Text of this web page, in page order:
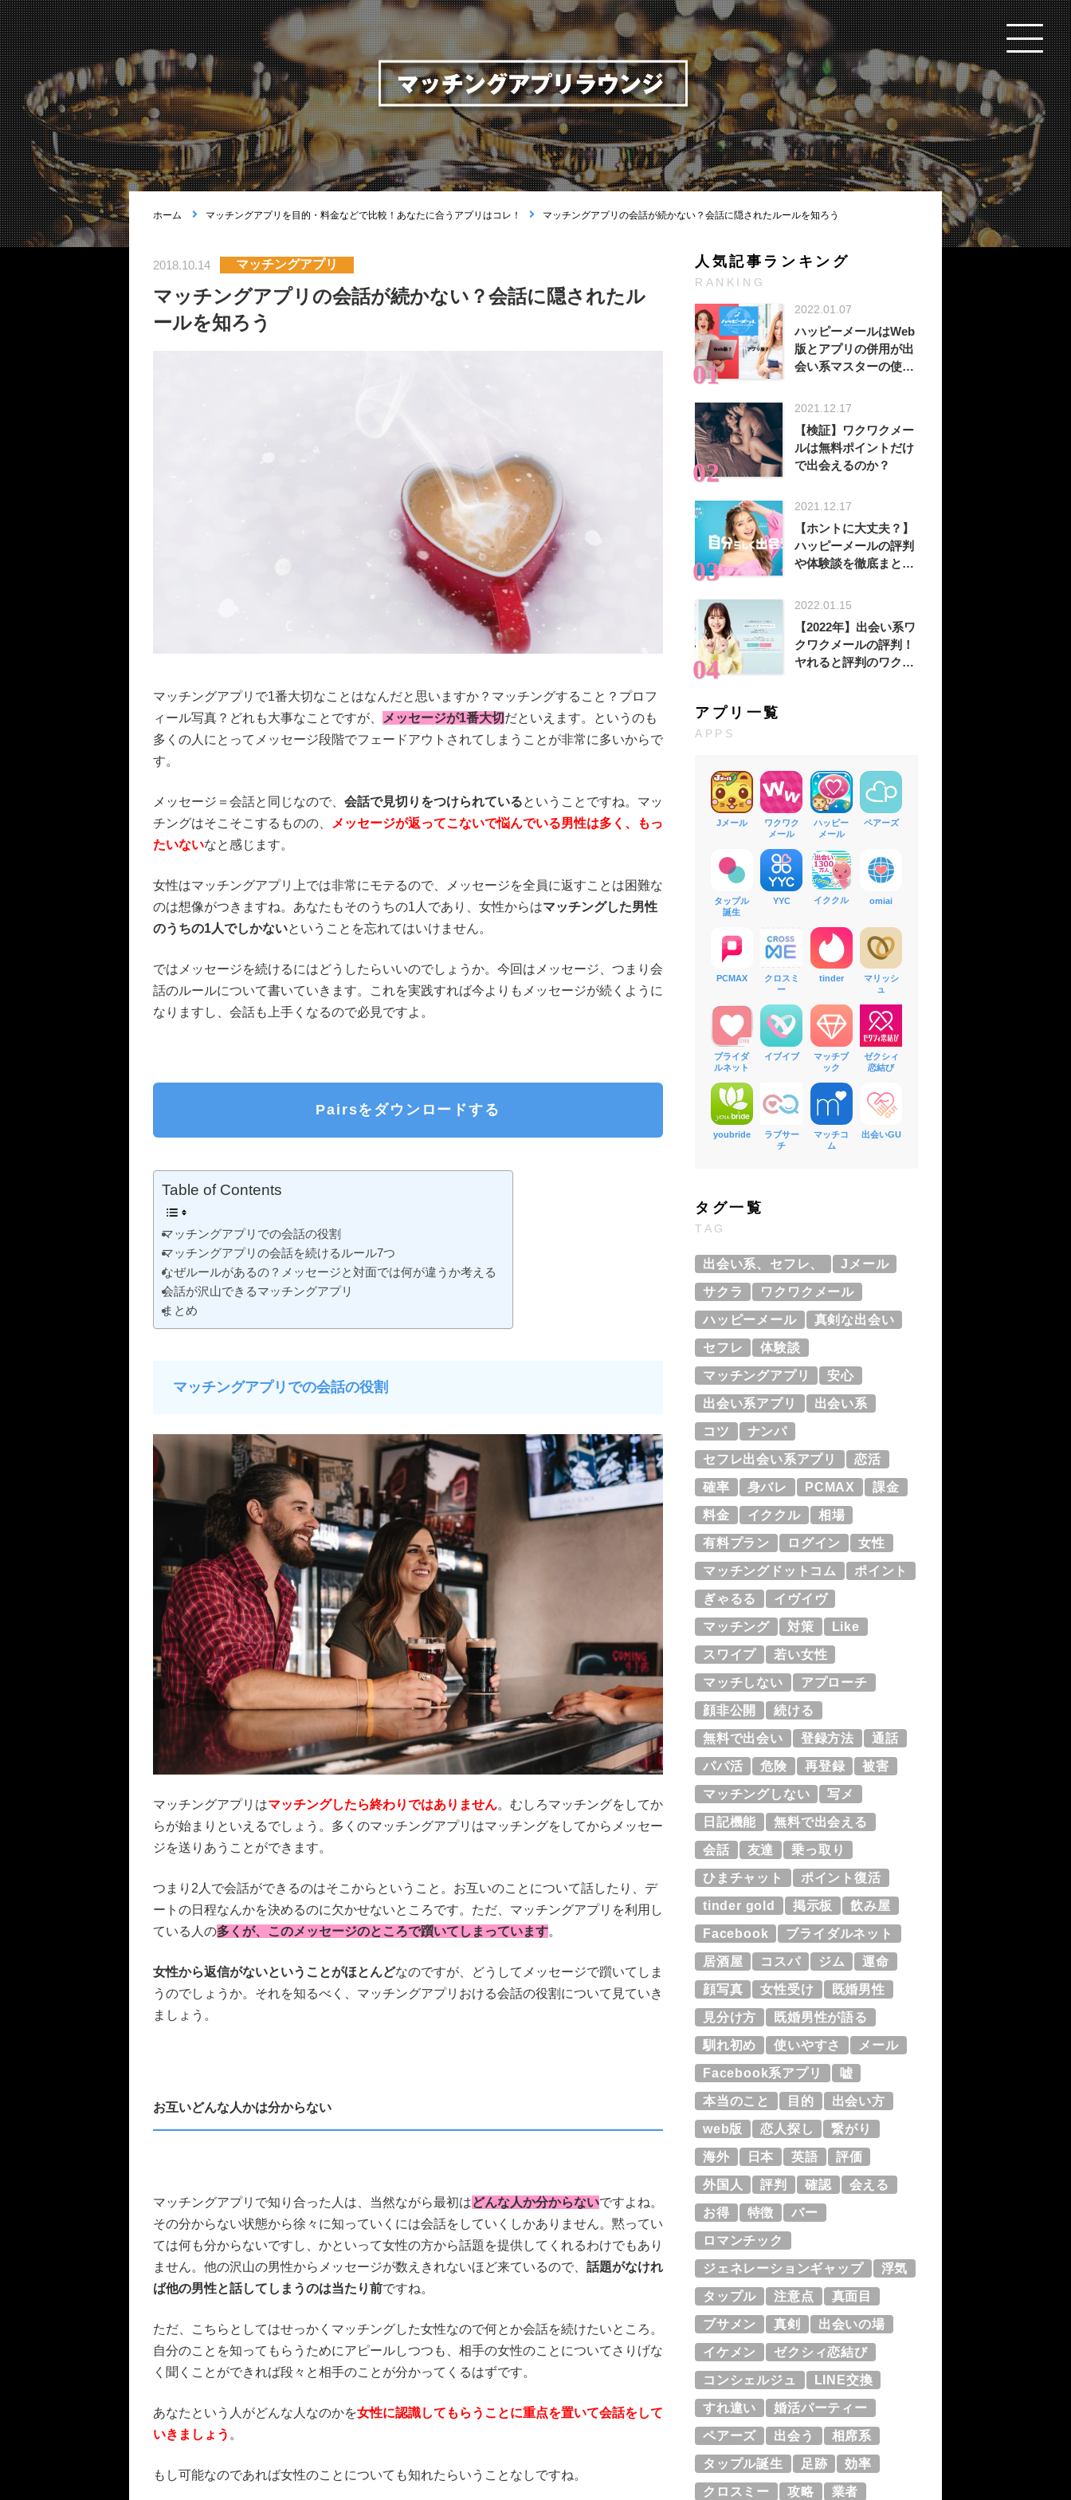
ホーム マッチングアプリを目的・料金などで比較！あなたに合うアプリはコレ！ マッチングアプリの会話が続かない？会話に隠されたルールを知ろう
2018.10.14 マッチングアプリ
マッチングアプリの会話が続かない？会話に隠されたル
ールを知ろう
マッチングアプリで1番大切なことはなんだと思いますか？マッチングすること？プロフ
ィール写真？どれも大事なことですが、
メッセージが1番大切 だといえます。というのも
多くの人にとってメッセージ段階でフェードアウトされてしまうことが非常に多いからで
す。
メッセージ＝会話と同じなので、 会話で見切りをつけられているということですね。マッ
チングはそこそこするものの、
メッセージが返ってこないで悩んでいる男性は多く、もっ
たいないなと感じます。
女性はマッチングアプリ上では非常にモテるので、メッセージを全員に返すことは困難な
のは想像がつきますね。あなたもそのうちの1人であり、女性からはマッチングした男性
のうちの1人でしかないということを忘れてはいけません。
ではメッセージを続けるにはどうしたらいいのでしょうか。今回はメッセージ、つまり会
話のルールについて書いていきます。これを実践すれば今よりもメッセージが続くように
なりますし、会話も上手くなるので必見ですよ。
Pairsをダウンロードする
Table of Contents
マッチングアプリでの会話の役割
マッチングアプリの会話を続けるルール7つ
なぜルールがあるの？メッセージと対面では何が違うか考える
会話が沢山できるマッチングアプリ
まとめ
マッチングアプリでの会話の役割
マッチングアプリはマッチングしたら終わりではありません。むしろマッチングをしてか
らが始まりといえるでしょう。多くのマッチングアプリはマッチングをしてからメッセー
ジを送りあうことができます。
つまり2人で会話ができるのはそこからということ。お互いのことについて話したり、デ
ートの日程なんかを決めるのに欠かせないところです。ただ、マッチングアプリを利用し
ている人の多くが、このメッセージのところで躓いてしまっています。
女性から返信がないということがほとんどなのですが、どうしてメッセージで躓いてしま
うのでしょうか。それを知るべく、マッチングアプリおける会話の役割について見ていき
ましょう。
お互いどんな人かは分からない
マッチングアプリで知り合った人は、当然ながら最初はどんな人か分からないですよね。
その分からない状態から徐々に知っていくには会話をしていくしかありません。黙ってい
ては何も分からないですし、かといって女性の方から話題を提供してくれるわけでもあり
ません。他の沢山の男性からメッセージが数えきれないほど来ているので、 話題がなけれ
ば他の男性と話してしまうのは当たり前ですね。
ただ、こちらとしてはせっかくマッチングした女性なので何とか会話を続けたいところ。
自分のことを知ってもらうためにアピールしつつも、相手の女性のことについてさりげな
く聞くことができれば段々と相手のことが分かってくるはずです。
あなたという人がどんな人なのかを女性に認識してもらうことに重点を置いて会話をして
いきましょう 。
もし可能なのであれば女性のことについても知れたらいうことなしですね。
人気記事ランキング
RANKING
2022.01.07
ハッピーメールはWeb
版とアプリの併用が出
会い系マスターの使い
法を徹底解説
2021.12.17
【検証】ワクワクメー
ルは無料ポイントだけ
で出会えるのか？
2021.12.17
【ホントに大丈夫？】
ハッピーメールの評判
や体験談を徹底まと
2022.01.15
【2022年】出会い系ワ
クワクメールの評判！
ヤれると評判のワクワ
アプリ一覧
APPS
Jメール
ワクワク
メール
ハッピー
メール
ペアーズ
タップル
誕生
YYC イククル omiai
PCMAX
クロスミ
ー
tinder
マリッシ
ュ
ブライダ
ルネット
イブイブ
マッチブ
ック
ゼクシィ
恋結び
youbride
ラブサー
チ
マッチコ
ム
出会いGU
タグ一覧
TAG
出会い系、セフレ、 Jメール
サクラ ワクワクメール
ハッピーメール 真剣な出会い
セフレ 体験談
マッチングアプリ 安心
出会い系アプリ 出会い系
コツ ナンパ
セフレ出会い系アプリ 恋活
確率 身バレ PCMAX 課金
料金 イククル 相場
有料プラン ログイン 女性
マッチングドットコム ポイント
ぎゃるる イヴイヴ
マッチング 対策 Like
スワイプ 若い女性
マッチしない アプローチ
顔非公開 続ける
無料で出会い 登録方法 通話
パパ活 危険 再登録 被害
マッチングしない 写メ
日記機能 無料で出会える
会話 友達 乗っ取り
ひまチャット ポイント復活
tinder gold 掲示板 飲み屋
Facebook ブライダルネット
居酒屋 コスパ ジム 運命
顔写真 女性受け 既婚男性
見分け方 既婚男性が語る
馴れ初め 使いやすさ メール
Facebook系アプリ 嘘
本当のこと 目的 出会い方
web版 恋人探し 繋がり
海外 日本 英語 評価
外国人 評判 確認 会える
お得 特徴 バー
ロマンチック
ジェネレーションギャップ 浮気
タップル 注意点 真面目
ブサメン 真剣 出会いの場
イケメン ゼクシィ恋結び
コンシェルジュ LINE交換
すれ違い 婚活パーティー
ペアーズ 出会う 相席系
タップル誕生 足跡 効率
クロスミー 攻略 業者